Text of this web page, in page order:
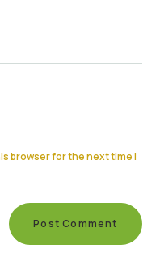
browser for the next time I